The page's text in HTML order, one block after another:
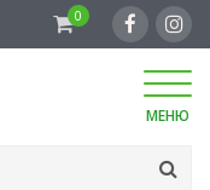
0
МЕНЮ